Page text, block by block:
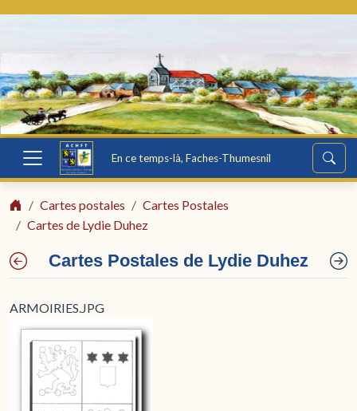
En ce temps-là, Faches-Thumesnil
Cartes postales
Cartes Postales
Cartes de Lydie Duhez
Cartes Postales de Lydie Duhez
ARMOIRIES.JPG